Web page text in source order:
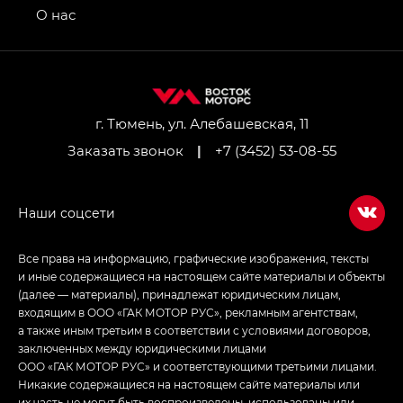
привод — GB AWD, Джи Эль Полный привод —
Джи Икс ПРЕМИУМ — GX PREMIUM, ЛАУНЖ —
LOUNGE
Empow — Эмпау (Empow) в комплектации
г. Тюмень, ул. Алебашевская, 11
Заказать звонок
| +7 (3452) 53-08-55
О нас
Все права на информацию, графические изображения, тексты
и иные содержащиеся на настоящем сайте материалы и объекты
(далее — материалы), принадлежат юридическим лицам,
входящим в ООО «ГАК МОТОР РУС», рекламным агентствам,
а также иным третьим в соответствии с условиями договоров,
заключенных между юридическими лицами
ООО «ГАК МОТОР РУС» и соответствующими третьими лицами.
Никакие содержащиеся на настоящем сайте материалы или